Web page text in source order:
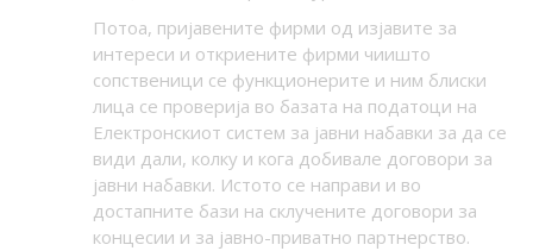
Потоа, пријавените фирми од изјавите за
интереси и откриените фирми чиишто
сопственици се функционерите и ним блиски
лица се проверија во базата на податоци на
Електронскиот систем за јавни набавки за да се
види дали, колку и кога добивале договори за
јавни набавки. Истото се направи и во
достапните бази на склучените договори за
концесии и за јавно-приватно партнерство.